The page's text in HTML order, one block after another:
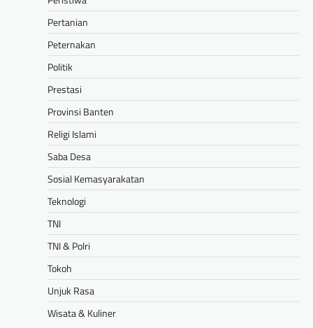
Pertanian
Peternakan
Politik
Prestasi
Provinsi Banten
Religi Islami
Saba Desa
Sosial Kemasyarakatan
Teknologi
TNI
TNI & Polri
Tokoh
Unjuk Rasa
Wisata & Kuliner